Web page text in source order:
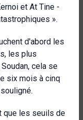
et At Tine -
».
d'abord les
les plus
cela se
six mois à cinq
que les seuils de